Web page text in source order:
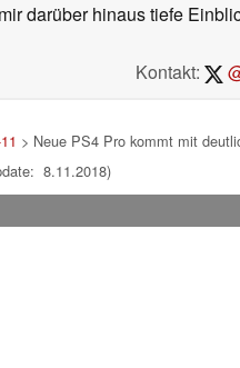
darüber hinaus tiefe
Kontakt:
> Neue PS4 Pro kommt mit
8.11.2018)